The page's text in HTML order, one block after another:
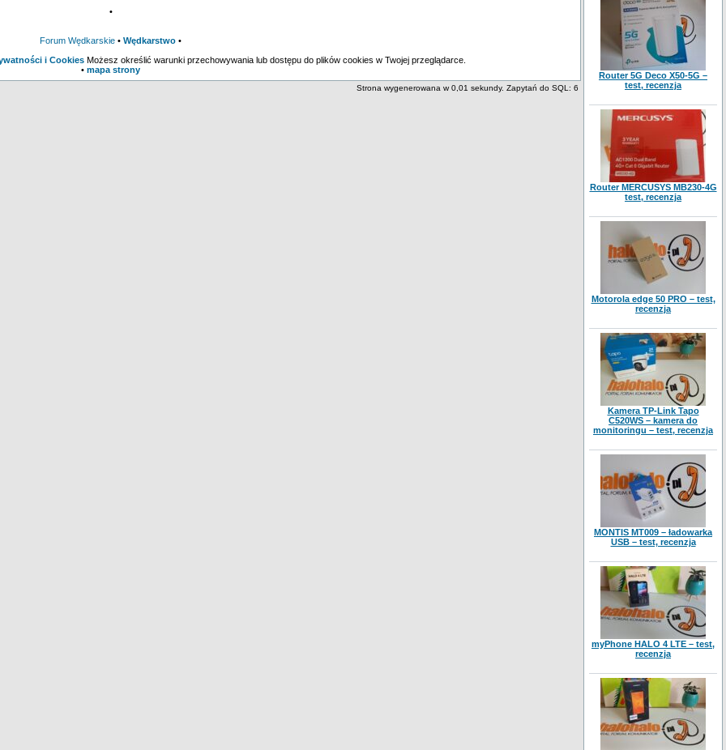
•
Forum Wędkarskie • Wędkarstwo •
i Cookies Możesz określić warunki przechowywania lub dostępu do plików cookies w Twojej przeglądarce.
• mapa strony
Strona wygenerowana w 0,01 sekundy. Zapytań do SQL: 6
Router 5G Deco X50-5G –
test, recenzja
Router MERCUSYS MB230-4G
test, recenzja
Motorola edge 50 PRO – test,
recenzja
Kamera TP-Link Tapo
C520WS – kamera do
monitoringu – test, recenzja
MONTIS MT009 – ładowarka
USB – test, recenzja
myPhone HALO 4 LTE – test,
recenzja